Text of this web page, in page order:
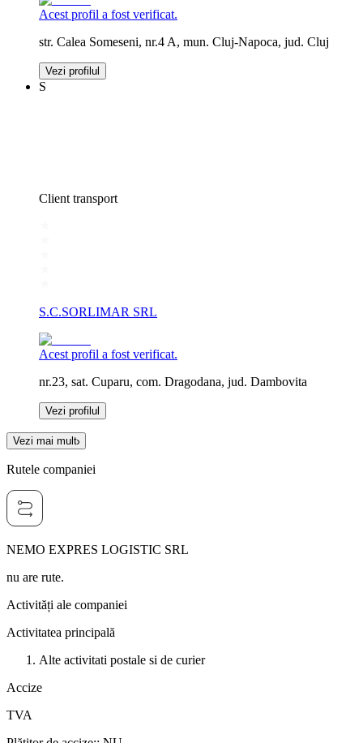
Acest profil a fost verificat.
str. Calea Someseni, nr.4 A, mun. Cluj-Napoca, jud. Cluj
Vezi profilul
S
Client transport
S.C.SORLIMAR SRL
Acest profil a fost verificat.
nr.23, sat. Cuparu, com. Dragodana, jud. Dambovita
Vezi profilul
Vezi mai mult
Rutele companiei
NEMO EXPRES LOGISTIC SRL
nu are rute.
Activități ale companiei
Activitatea principală
Alte activitati postale si de curier
Accize
TVA